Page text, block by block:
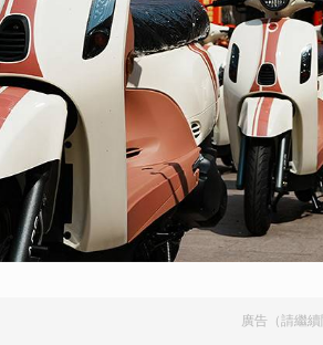
廣告（請繼續